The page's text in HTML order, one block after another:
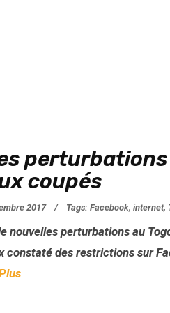
coupés
2017 / Tags: Facebook, internet,
nouvelles perturbations au
constaté des restrictions sur